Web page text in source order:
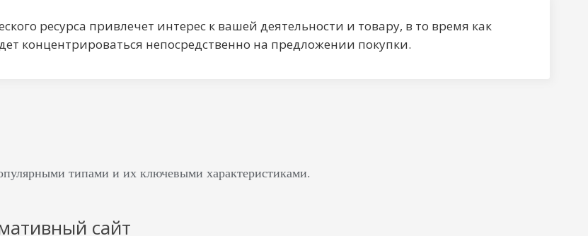
ресурса привлечет интерес к вашей деятельности и товару, в то время как
концентрироваться непосредственно на предложении покупки.
типами и их ключевыми характеристиками.
сайт